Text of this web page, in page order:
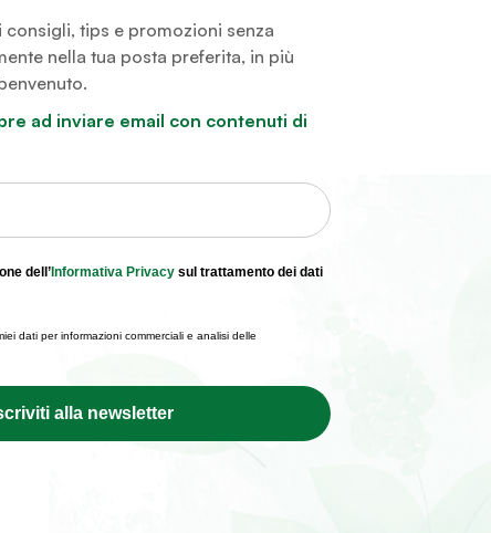
tips e promozioni senza
nella tua posta preferita, in più
ad inviare email con contenuti di
dell’Informativa Privacy sul trattamento dei dati
Privacy sul trattamento dei dati personali e
dati per informazioni commerciali e analisi delle
alla newsletter